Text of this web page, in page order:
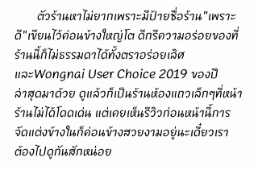
ดี"เขียนไว้ค่อนข้างใหญ่โต ดีกรีความอร่อยของที่
ร้านนี้ก็ไม่ธรรมดาได้ทั้งตราอร่อยเลิศ
และWongnai User Choice 2019 ของปี
ล่าสุดมาด้วย ดูแล้วก็เป็นร้านห้องแถวเล็กๆที่หน้า
ร้านไม่ได้โดดเด่น แต่เคยเห็นรีวิวก่อนหน้านี้การ
จัดแต่งข้างในก็ค่อนข้างสวยงามอยู่นะเดี๋ยวเรา
ต้องไปดูกันสักหน่อย